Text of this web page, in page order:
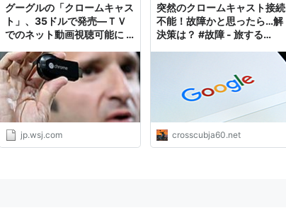
グーグルの「クロームキャス
ト」、35ドルで発売―ＴＶ
でのネット動画視聴可能に -
jp.wsj.com
突然のクロームキャスト接続
不能！故障かと思ったら…解
決策は？ #故障 - 旅する
crosscubja60.net